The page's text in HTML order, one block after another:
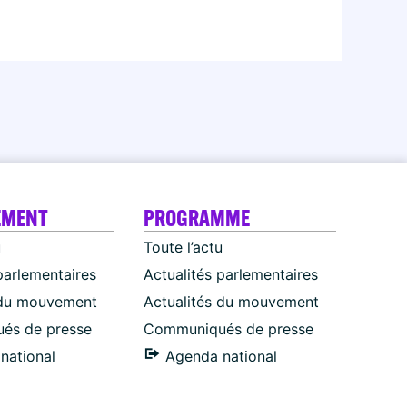
mouvement
de presse
PROGRAMME
Toute l’actu
Actualités parlementaires
Actualités du mouvement
Communiqués de presse
Agenda national